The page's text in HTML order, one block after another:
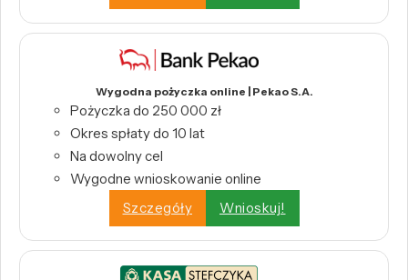
Wygodna pożyczka online | Pekao S.A.
Pożyczka do 250 000 zł
Okres spłaty do 10 lat
Na dowolny cel
Wygodne wnioskowanie online
Szczegóły
Wnioskuj!